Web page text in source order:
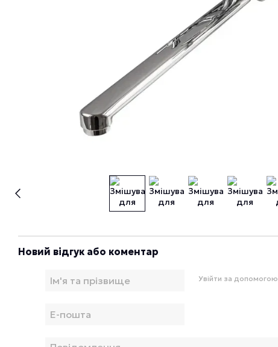
Новий відгук або коментар
Увійти за допомогою